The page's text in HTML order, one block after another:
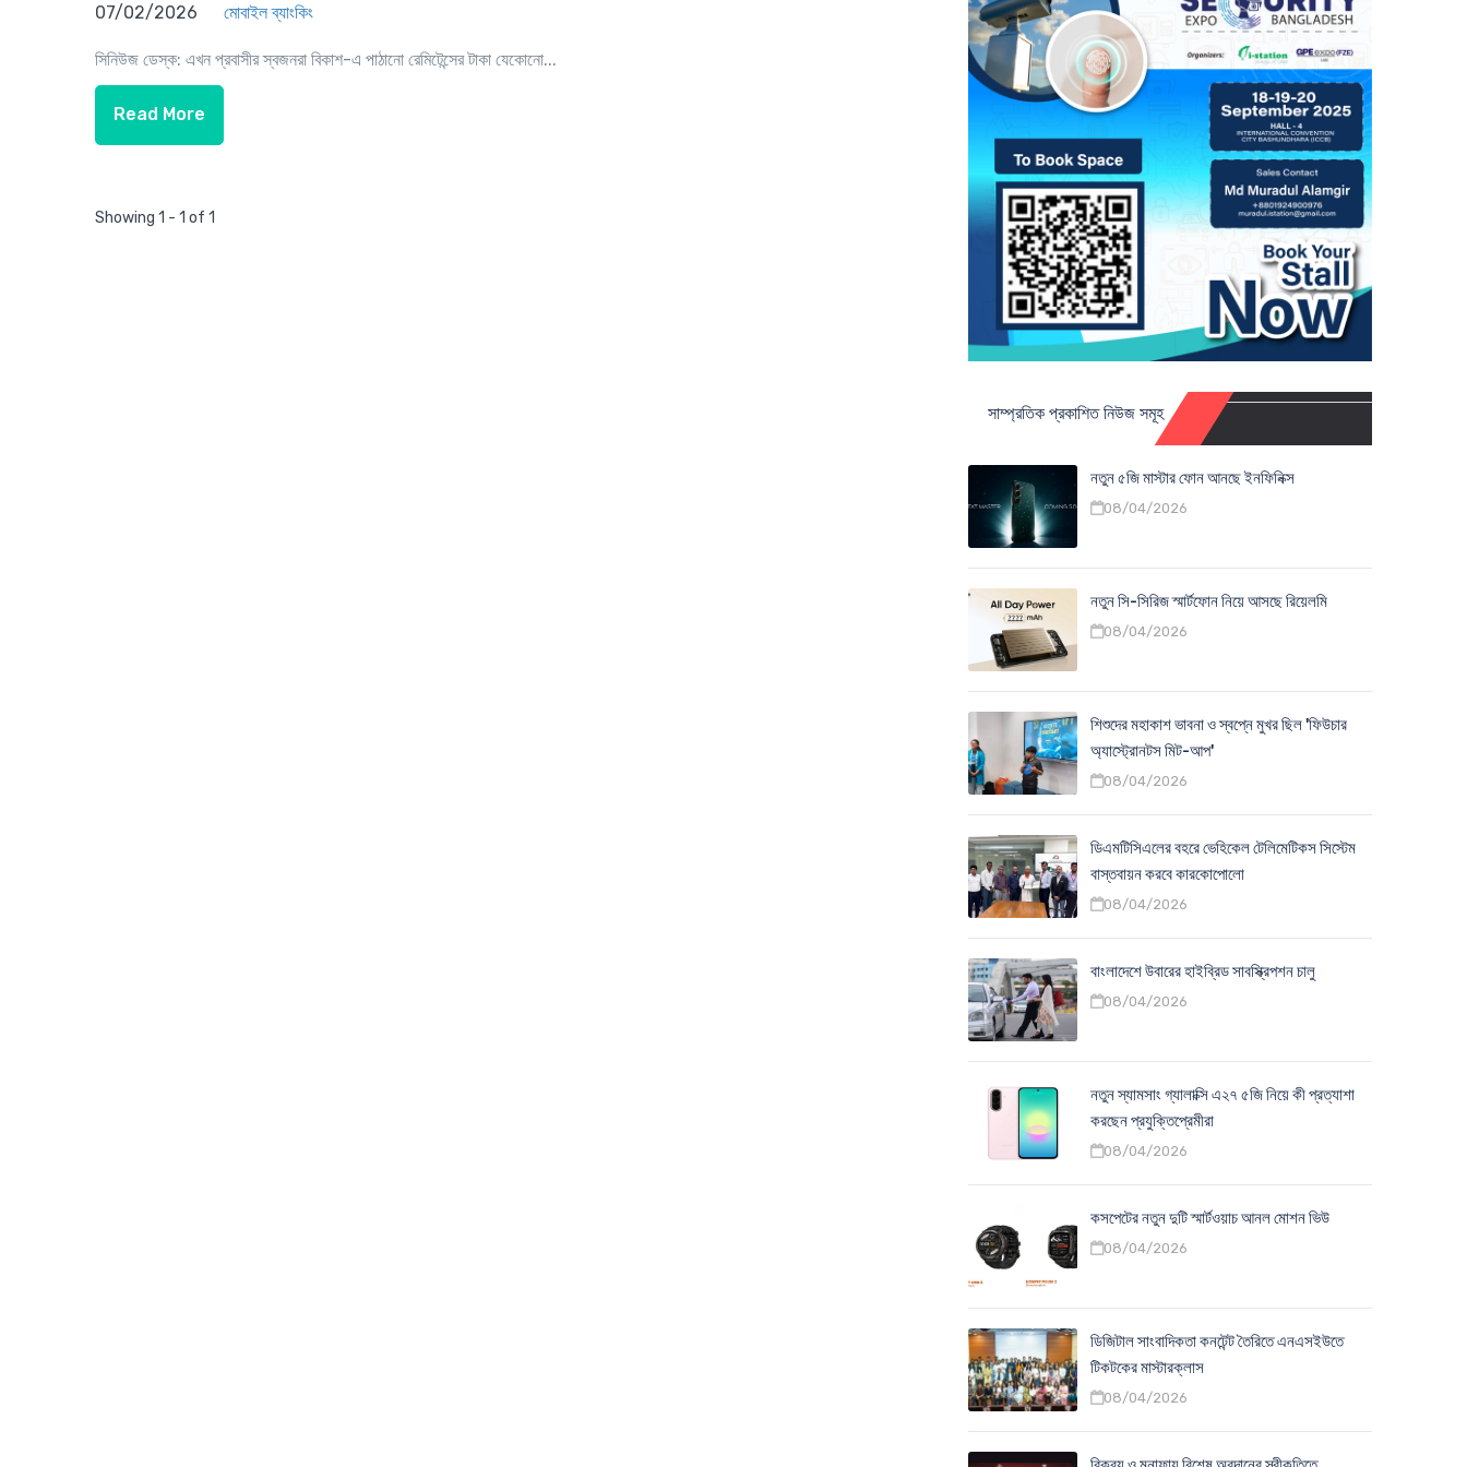
07/02/2026 মোবাইল ব্যাংকিং
সিনিউজ ডেস্ক: এখন প্রবাসীর স্বজনরা বিকাশ-এ পাঠানো রেমিটেন্সের টাকা যেকোনো...
Read More
Showing 1 - 1 of 1
সাম্প্রতিক প্রকাশিত নিউজ সমূহ
নতুন ৫জি মাস্টার ফোন আনছে ইনফিনিক্স
08/04/2026
নতুন সি-সিরিজ স্মার্টফোন নিয়ে আসছে রিয়েলমি
08/04/2026
শিশুদের মহাকাশ ভাবনা ও স্বপ্নে মুখর ছিল 'ফিউচার
অ্যাস্ট্রোনটস মিট-আপ'
08/04/2026
ডিএমটিসিএলের বহরে ভেহিকেল টেলিমেটিকস সিস্টেম
বাস্তবায়ন করবে কারকোপোলো
08/04/2026
বাংলাদেশে উবারের হাইব্রিড সাবস্ক্রিপশন চালু
08/04/2026
নতুন স্যামসাং গ্যালাক্সি এ২৭ ৫জি নিয়ে কী প্রত্যাশা
করছেন প্রযুক্তিপ্রেমীরা
08/04/2026
কসপেটের নতুন দুটি স্মার্টওয়াচ আনল মোশন ভিউ
08/04/2026
ডিজিটাল সাংবাদিকতা কনটেন্ট তৈরিতে এনএসইউতে
টিকটকের মাস্টারক্লাস
08/04/2026